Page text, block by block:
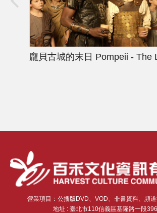
龐貝古城的末日 Pompeii - The
營業項目：公播版DVD、VOD、非書資料、頻
地址 : 臺北市110信義區基隆路一段